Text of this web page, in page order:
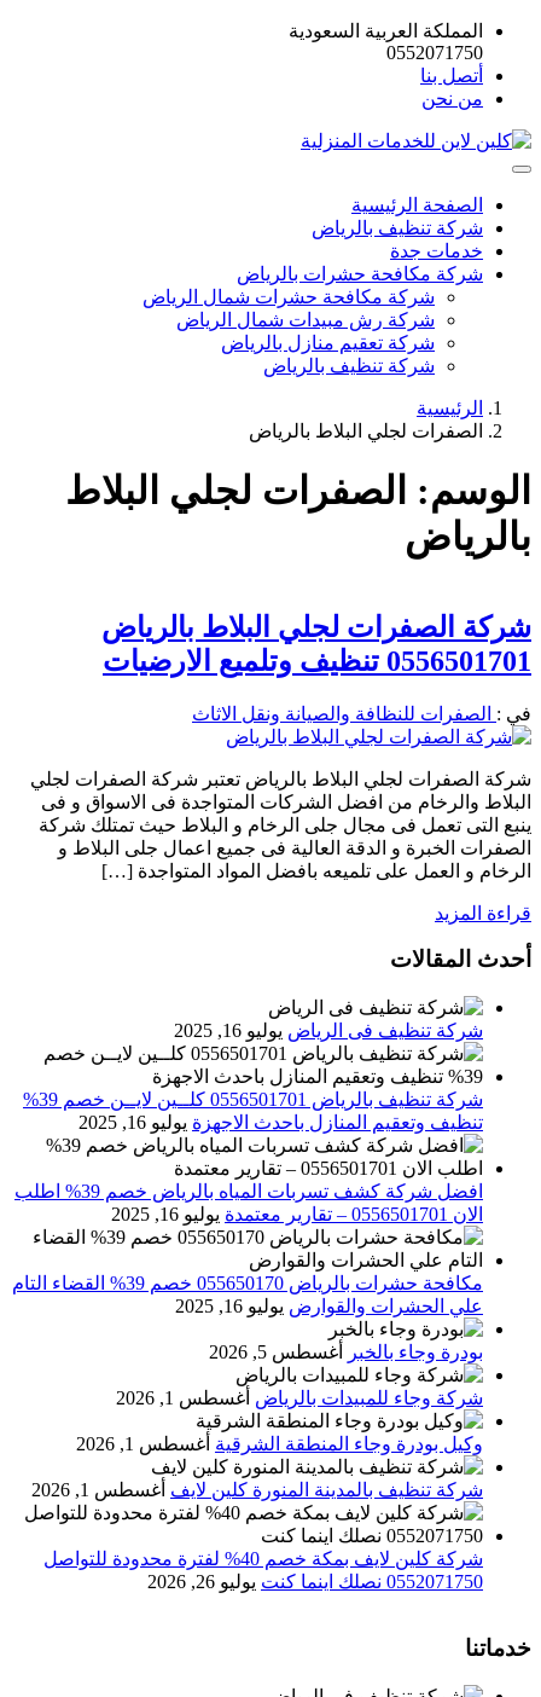
المملكة العربية السعودية
0552071750
أتصل بنا
من نحن
الصفحة الرئيسية
شركة تنظيف بالرياض
خدمات جدة
شركة مكافحة حشرات بالرياض
شركة مكافحة حشرات شمال الرياض
شركة رش مبيدات شمال الرياض
شركة تعقيم منازل بالرياض
شركة تنظيف بالرياض
الرئيسية
الصفرات لجلي البلاط بالرياض
الوسم: الصفرات لجلي البلاط
بالرياض
شركة الصفرات لجلي البلاط بالرياض
0556501701 تنظيف وتلميع الارضيات
في : الصفرات للنظافة والصيانة ونقل الاثاث
شركة الصفرات لجلي البلاط بالرياض تعتبر شركة الصفرات لجلي
البلاط والرخام من افضل الشركات المتواجدة فى الاسواق و فى
ينبع التى تعمل فى مجال جلى الرخام و البلاط حيث تمتلك شركة
الصفرات الخبرة و الدقة العالية فى جميع اعمال جلى البلاط و
الرخام و العمل على تلميعه بافضل المواد المتواجدة […]
قراءة المزيد
أحدث المقالات
شركة تنظيف فى الرياض يوليو 16, 2025
شركة تنظيف بالرياض 0556501701 كلــين لايــن خصم 39%
تنظيف وتعقيم المنازل باحدث الاجهزة يوليو 16, 2025
افضل شركة كشف تسربات المياه بالرياض خصم 39% اطلب
الان 0556501701‬‏ – تقارير معتمدة
يوليو 16, 2025
مكافحة حشرات بالرياض 055650170 خصم 39% القضاء التام
علي الحشرات والقوارض يوليو 16, 2025
بودرة وجاء بالخبر أغسطس 5, 2026
شركة وجاء للمبيدات بالرياض أغسطس 1, 2026
وكيل بودرة وجاء المنطقة الشرقية أغسطس 1, 2026
شركة تنظيف بالمدينة المنورة كلين لايف أغسطس 1, 2026
شركة كلين لايف بمكة خصم 40% لفترة محدودة للتواصل
0552071750 نصلك اينما كنت
يوليو 26, 2026
خدماتنا